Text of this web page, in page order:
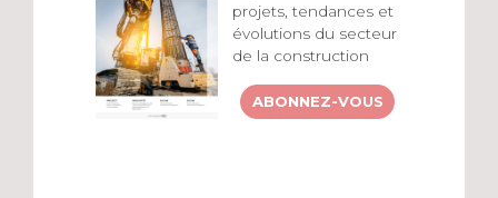
projets, tendances et
évolutions du secteur
de la construction
ABONNEZ-VOUS